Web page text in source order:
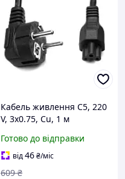
Кабель живлення C5, 220
V, 3x0.75, Cu, 1 м
kolero almaz
Готово до відправки
від46₴/міс
609 ₴